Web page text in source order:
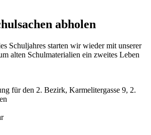
abholen
Schuljahres starten wir wieder mit unserer
alten Schulmaterialien ein zweites Leben
für den 2. Bezirk, Karmelitergasse 9, 2.